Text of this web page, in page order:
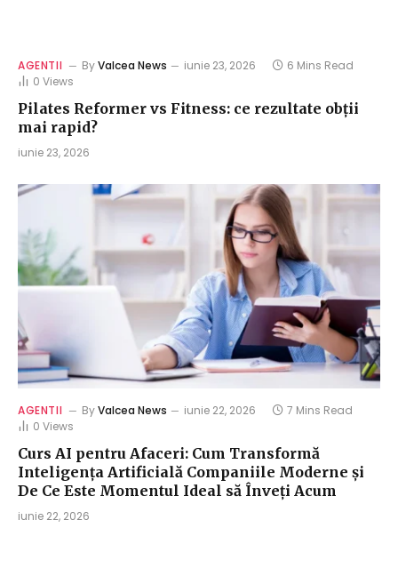
AGENTII ByValcea News iunie 23, 2026
6 Mins Read
0 Views
Pilates Reformer vs Fitness: ce rezultate obții
mai rapid?
iunie 23, 2026
AGENTII ByValcea News iunie 22, 2026
7 Mins Read
0 Views
Curs AI pentru Afaceri: Cum Transformă
Inteligența Artificială Companiile Moderne și
De Ce Este Momentul Ideal să Înveți Acum
iunie 22, 2026